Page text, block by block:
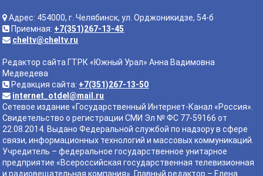
Адрес: 454000, г. Челябинск, ул. Орджоникидзе, 54-б
Приемная: +7(351)267-13-45
cheltv@cheltv.ru
Редактор сайта ГТРК «Южный Урал» Анна Вадимовна
Медведева
Редакция сайта: +7(351)267-13-50
internet_otdel@mail.ru
Сетевое издание «Государственный Интернет-Канал «Россия».
Свидетельство о регистрации СМИ Эл № ФС 77-59166 от
22.08.2014. Выдано Федеральной службой по надзору в сфере
связи, информационных технологий и массовых коммуникаций.
Учредитель – федеральное государственное унитарное
предприятие «Всероссийская государственная телевизионная
и радиовещательная компания». Главный редактор – Елена